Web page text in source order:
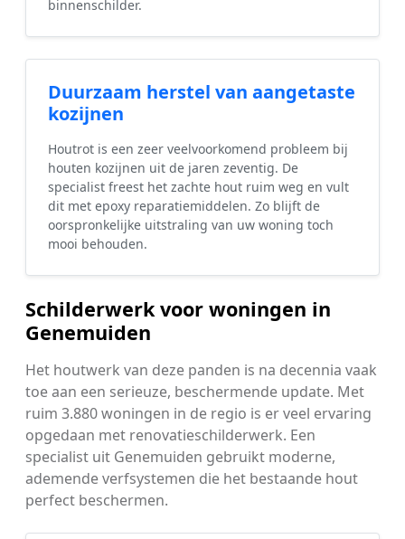
binnenschilder.
Duurzaam herstel van aangetaste
kozijnen
Houtrot is een zeer veelvoorkomend probleem bij
houten kozijnen uit de jaren zeventig. De
specialist freest het zachte hout ruim weg en vult
dit met epoxy reparatiemiddelen. Zo blijft de
oorspronkelijke uitstraling van uw woning toch
mooi behouden.
Schilderwerk voor woningen in
Genemuiden
Het houtwerk van deze panden is na decennia vaak
toe aan een serieuze, beschermende update. Met
ruim 3.880 woningen in de regio is er veel ervaring
opgedaan met renovatieschilderwerk. Een
specialist uit Genemuiden gebruikt moderne,
ademende verfsystemen die het bestaande hout
perfect beschermen.